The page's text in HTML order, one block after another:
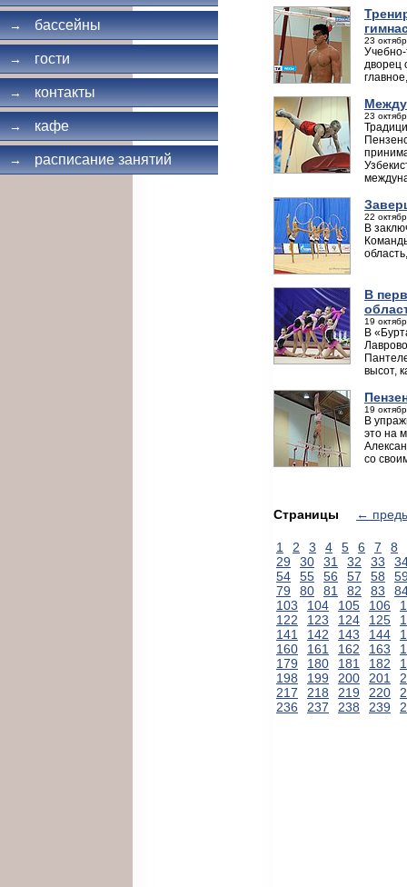
→ бассейны
→ гости
→ контакты
→ кафе
→ расписание занятий
23
Учебно-
дворец
23
22
В
В
19
В
высот,
19
В
это на
со
Страницы ←
1 2 3 4 5 6 7
8
29
30 31 32 33
54
55 56 57 58
79
80 81 82 83
103
104 105 106
122
123 124 125
141
142 143 144
160
161 162 163
179
180 181 182
198
199 200 201
217
218 219 220
236
237 238 239